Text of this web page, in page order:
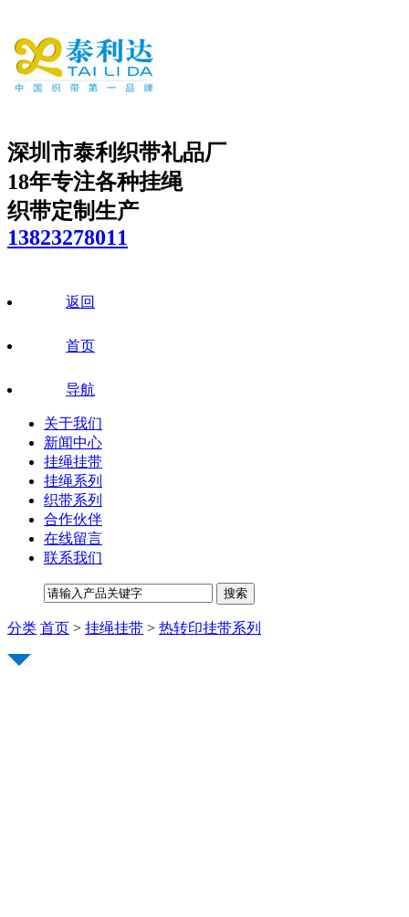
深圳市泰利织带礼品厂
18年专注各种挂绳
织带定制生产
13823278011
返回
首页
导航
关于我们
新闻中心
挂绳挂带
挂绳系列
织带系列
合作伙伴
在线留言
联系我们
分类 首页 > 挂绳挂带 > 热转印挂带系列